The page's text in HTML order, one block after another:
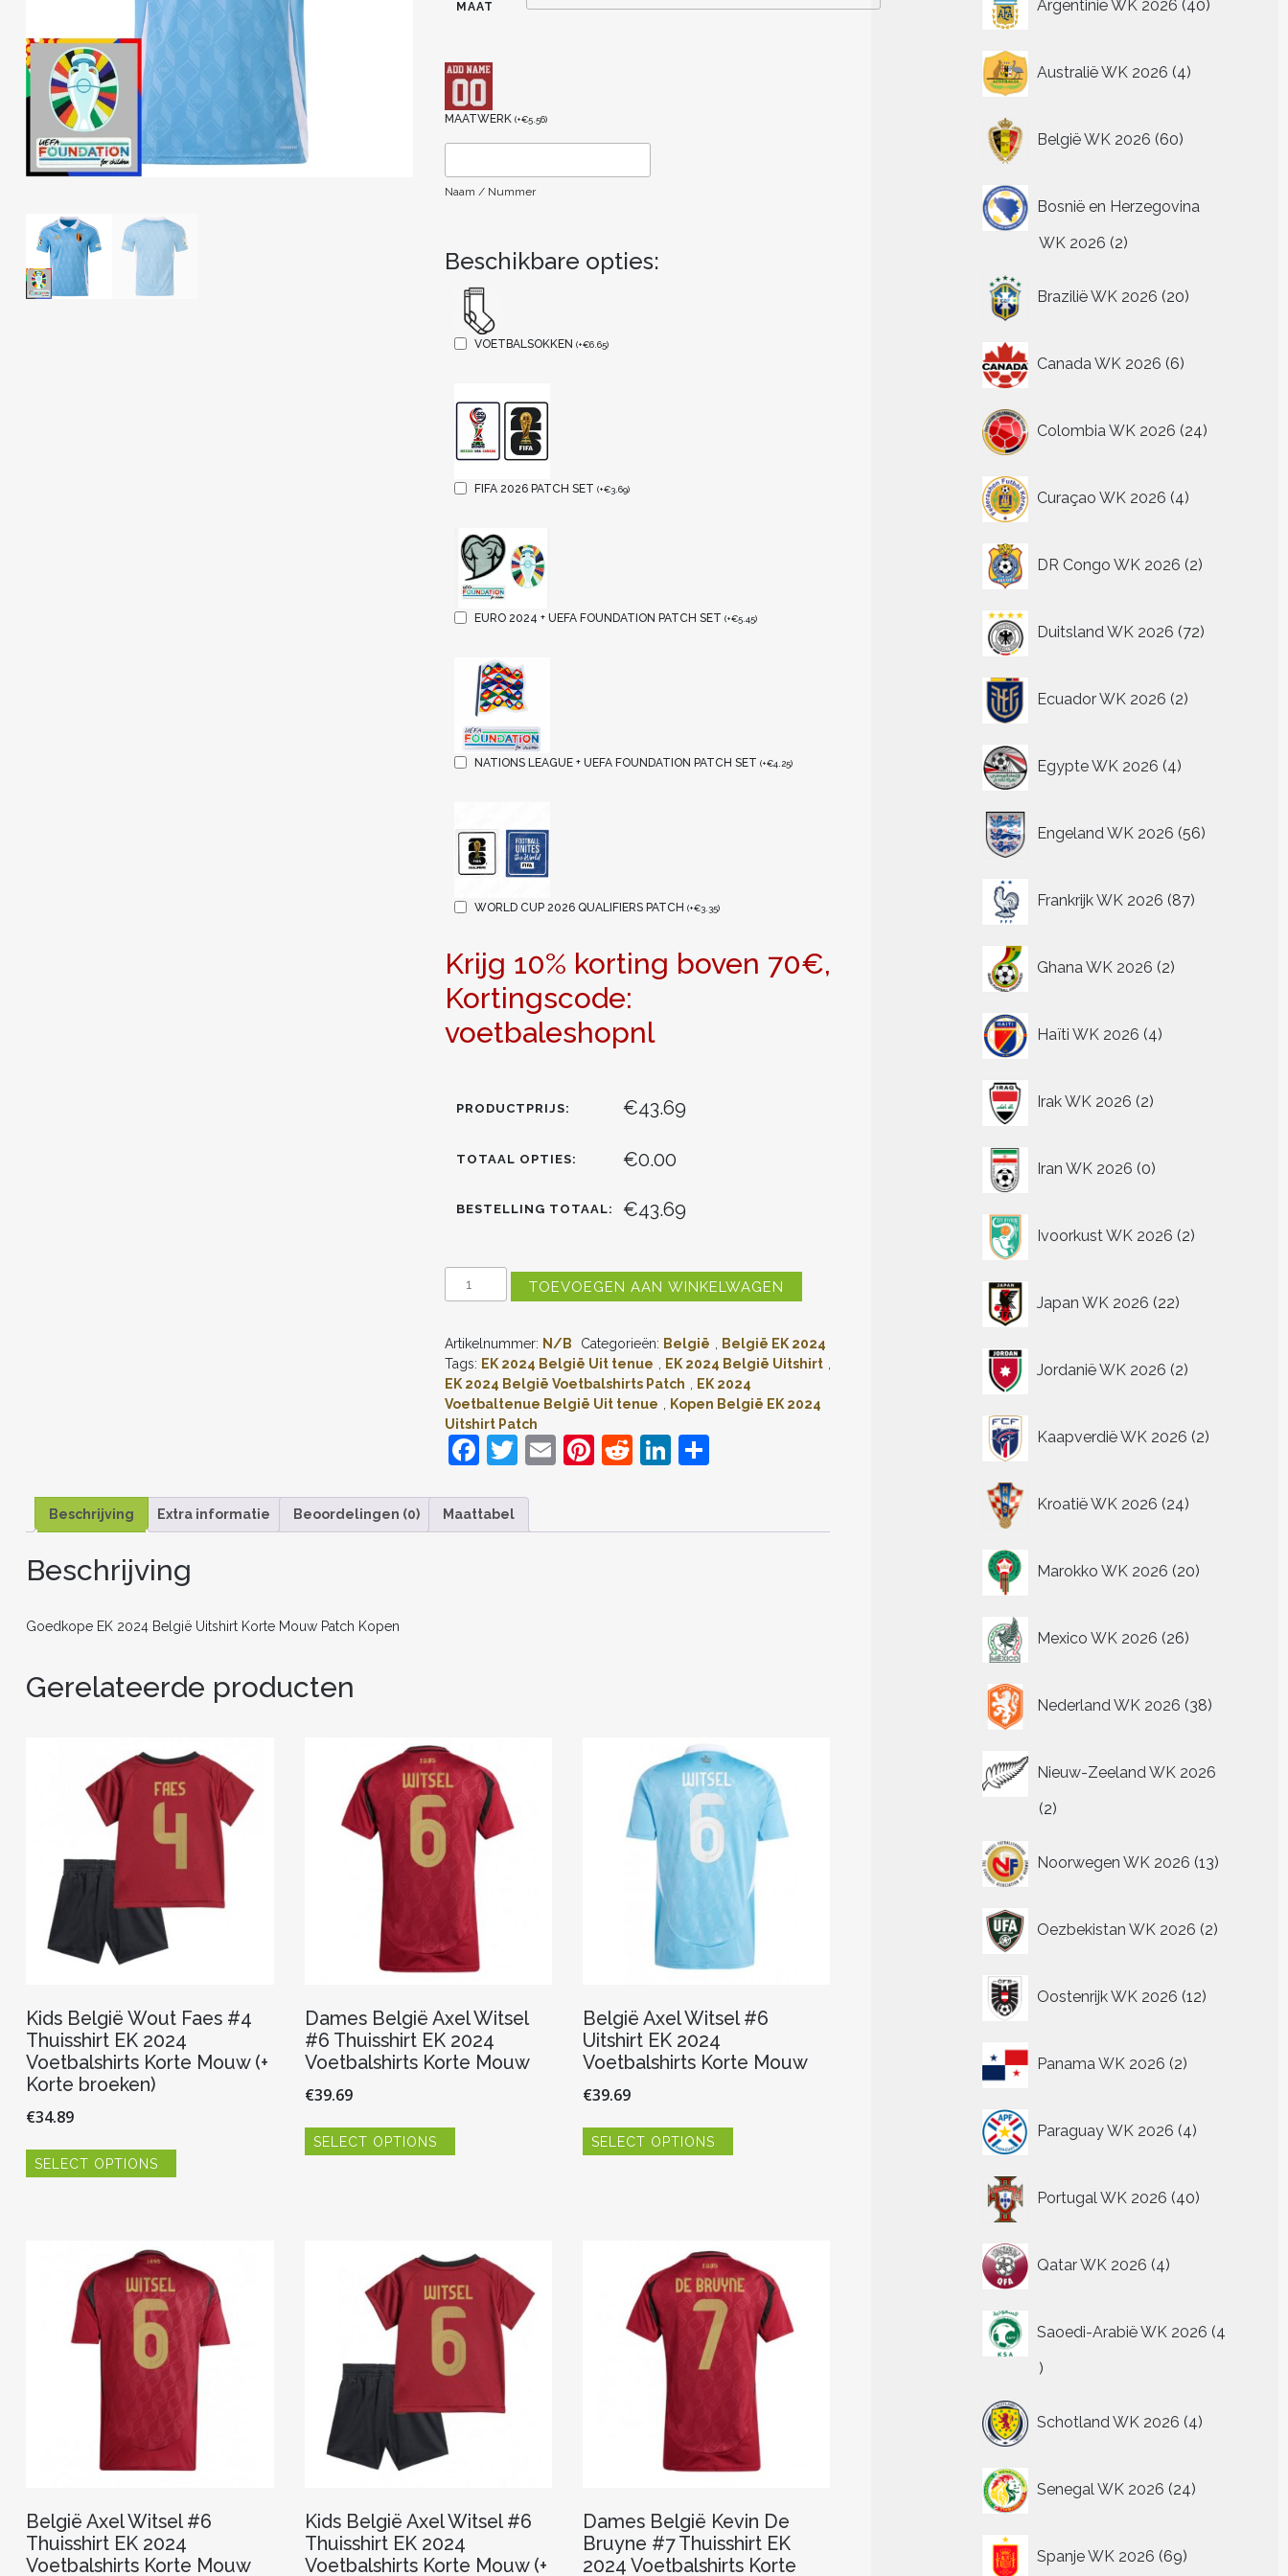
MAAT
MAATWERK(+€5.56)
Naam / Nummer
Beschikbare opties:
VOETBALSOKKEN(+€6.65)
FIFA 2026 PATCH SET(+€3.69)
EURO 2024 + UEFA FOUNDATION PATCH SET(+€5.45)
NATIONS LEAGUE + UEFA FOUNDATION PATCH SET(+€4.25)
WORLD CUP 2026 QUALIFIERS PATCH(+€3.35)
Krijg 10% korting boven 70€,
Kortingscode:
voetbaleshopnl
PRODUCTPRIJS: €43.69
TOTAAL OPTIES: €0.00
BESTELLING TOTAAL: €43.69
UITSHIRT
KORTE
MOUW
KOPEN
AANTAL
TOEVOEGEN AAN WINKELWAGEN
Artikelnummer: N/B Categorieën: België
België EK 2024
Tags: EK 2024 België Uit tenue EK 2024 België Uitshirt
EK 2024 België Voetbalshirts Patch
EK 2024
Voetbaltenue België Uit tenue
Kopen België EK 2024
Uitshirt Patch
F
c
e
T
itt
er
E
l
Pi
e
R
di
Li
e n
Beschrijving Extra informatie Beoordelingen (0) Maattabel
Beschrijving
Goedkope EK 2024 België Uitshirt Korte Mouw Patch Kopen
Gerelateerde producten
Kids België Wout Faes #4
Thuisshirt EK 2024
Voetbalshirts Korte Mouw (+
Korte broeken)
€34.89
SELECT OPTIONS
optie
kan
gekozen
worden
de
productpagina
Dames België Axel Witsel
#6 Thuisshirt EK 2024
Voetbalshirts Korte Mouw
€39.69
SELECT OPTIONS
kan
gekozen
worden
de
productpagina
België Axel Witsel #6
Uitshirt EK 2024
Voetbalshirts Korte Mouw
€39.69
SELECT OPTIONS
kan
gekozen
worden
productpagina
België Axel Witsel #6
Thuisshirt EK 2024
Voetbalshirts Korte Mouw
Kids België Axel Witsel #6
Thuisshirt EK 2024
Voetbalshirts Korte Mouw (+
Dames België Kevin De
Bruyne #7 Thuisshirt EK
2024 Voetbalshirts Korte
Argentinië WK 2026 40
producten
Australië WK 2026 4
producten
België WK 2026 60
producten
Bosnië en Herzegovina
WK 2026 22
Brazilië WK 2026 20
producten
Canada WK 2026 6
producten
Colombia WK 2026 24
producten
Curaçao WK 2026 4
producten
DR Congo WK 2026 2
producten
Duitsland WK 2026 72
producten
Ecuador WK 2026 2
producten
Egypte WK 2026 4
producten
Engeland WK 2026 56
producten
Frankrijk WK 2026 87
producten
Ghana WK 2026 2
producten
Haïti WK 2026 4
producten
Irak WK 2026 2
producten
Iran WK 2026 0
producten
Ivoorkust WK 2026 2
producten
Japan WK 2026 22
producten
Jordanië WK 2026 2
producten
Kaapverdië WK 2026 2
producten
Kroatië WK 2026 24
producten
Marokko WK 2026 20
producten
Mexico WK 2026 26
producten
Nederland WK 2026 38
producten
Nieuw-Zeeland WK 2026
22
Noorwegen WK 2026 13
producten
Oezbekistan WK 2026 2
producten
Oostenrijk WK 2026 12
producten
Panama WK 2026 2
producten
Paraguay WK 2026 4
producten
Portugal WK 2026 40
producten
Qatar WK 2026 4
producten
Saoedi-Arabië WK 2026 4
4
Schotland WK 2026 4
producten
Senegal WK 2026 24
producten
Spanje WK 2026 69
producten